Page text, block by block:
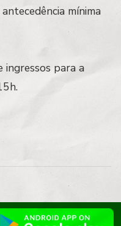
mínima
ingressos para a